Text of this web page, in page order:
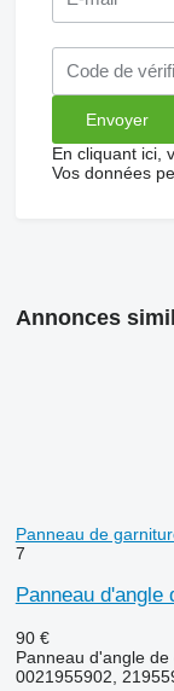
En cliquant ici,
Vos données
Annonces
Panneau de
7
Panneau d'angle
90 €
Panneau d'angle de
0021955902,